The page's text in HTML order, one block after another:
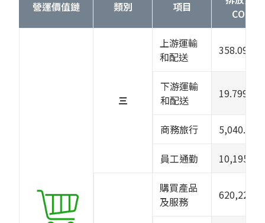
營運價值鏈 類別 項目
CO₂e）
三
上游運輸
和配送
358.0994
下游運輸
和配送
19.7993
商務旅行
員工通勤
購買產品
及服務